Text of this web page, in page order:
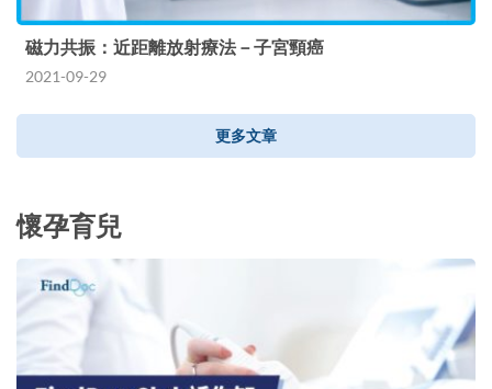
磁力共振：近距離放射療法－子宮頸癌
2021-09-29
更多文章
懷孕育兒